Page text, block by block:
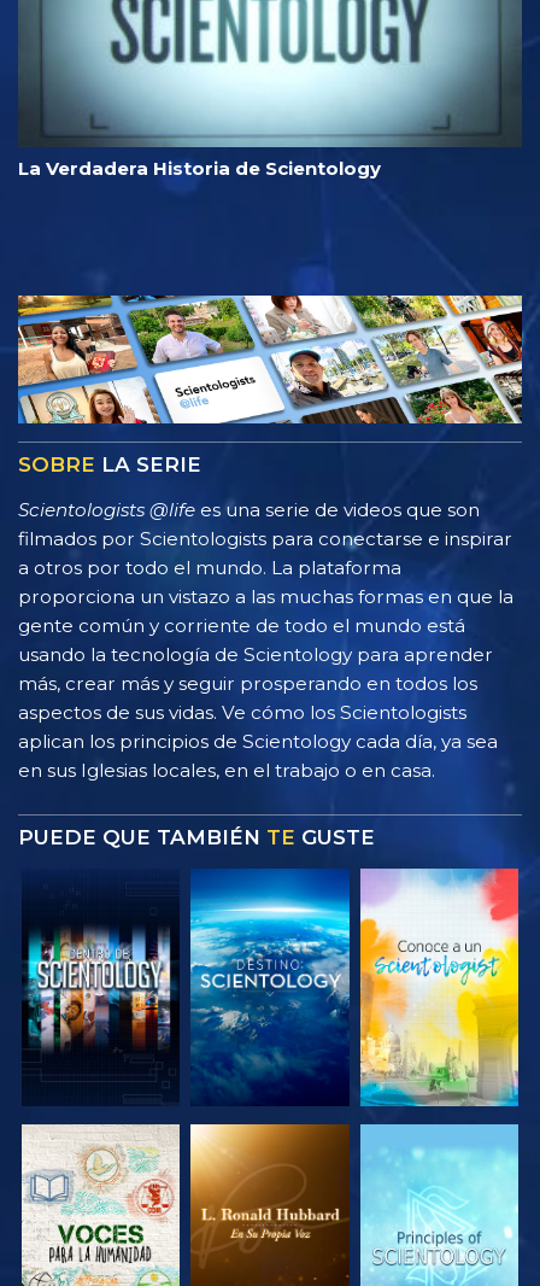
La Verdadera Historia de Scientology
SOBRE LA SERIE
Scientologists @life es una serie de videos que son
filmados por Scientologists para conectarse e inspirar
a otros por todo el mundo. La plataforma
proporciona un vistazo a las muchas formas en que la
gente común y corriente de todo el mundo está
usando la tecnología de Scientology para aprender
más, crear más y seguir prosperando en todos los
aspectos de sus vidas. Ve cómo los Scientologists
aplican los principios de Scientology cada día, ya sea
en sus Iglesias locales, en el trabajo o en casa.
PUEDE QUE TAMBIÉN TE GUSTE
EXPLORA LAS
SERIES
EXPLORA LAS
SERIES
EXPLORA LAS
SERIES